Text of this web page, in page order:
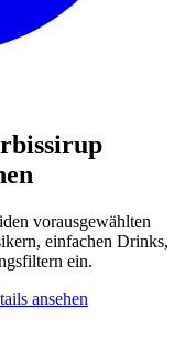
vorausgewählten
einfachen Drinks,
ein.
ansehen